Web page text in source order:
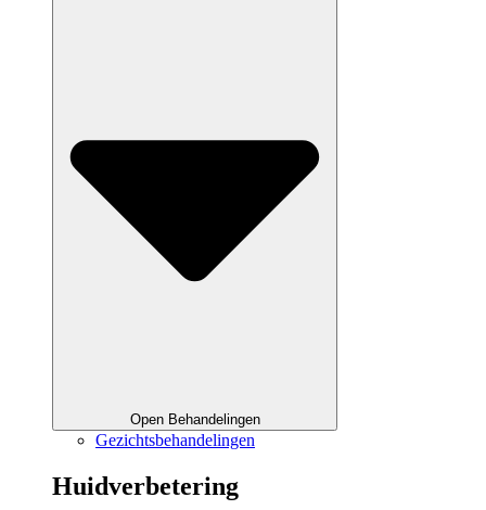
Open Behandelingen
Gezichtsbehandelingen
Huidverbetering